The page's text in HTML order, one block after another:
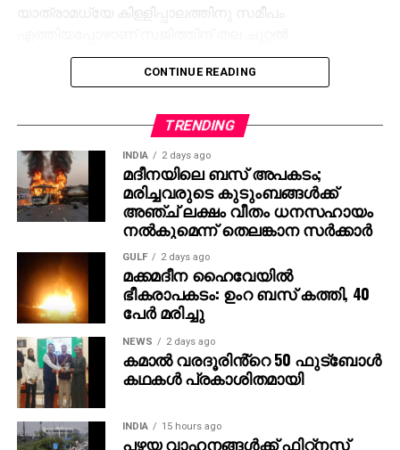
യാത്രാമധ്യേ കിള്ളിപ്പാലത്തിനു സമീപം
അനുഭവപ്പെട്ടത്. അതിനെക്കുറിച്ച് യാത്രക്കാരോട്
അറിയിച്ച ശേഷം ഓട്ടോ റോഡരികില്‍ പാര്‍ക്ക് ചെയ്തു.
ജനറല്‍ ആശുപത്രിയിലേക്ക് മാറ്റിയെങ്കിലും ജീവന്‍
അപകടത്തില്‍ പരിക്കേറ്റ സ്ത്രീയെ മറ്റൊരു
വാഹനത്തിലാക്കി ആശുപത്രിയിലെത്തിച്ചു.
CONTINUE READING
TRENDING
INDIA 2 days ago
മദീനയിലെ ബസ് അപകടം;
മരിച്ചവരുടെ കുടുംബങ്ങള്‍ക്ക്
അഞ്ച് ലക്ഷം വീതം ധനസഹായം
നല്‍കുമെന്ന് തെലങ്കാന സര്‍ക്കാര്‍
GULF 2 days ago
മക്കമദീന ഹൈവേയില്‍
ഭീകരാപകടം: ഉംറ ബസ് കത്തി, 40
പേര്‍ മരിച്ചു
NEWS 2 days ago
കമാൽ വരദൂരിൻ്റെ 50 ഫുട്ബോൾ
കഥകൾ പ്രകാശിതമായി
INDIA 15 hours ago
പഴയ വാഹനങ്ങള്‍ക്ക് ഫിറ്റ്‌നസ്